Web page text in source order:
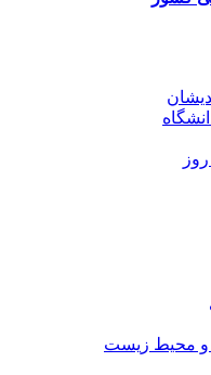
و محیط زیست